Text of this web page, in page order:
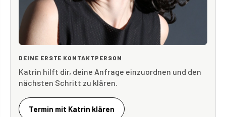
DEINE ERSTE KONTAKTPERSON
Katrin hilft dir, deine Anfrage einzuordnen und den
nächsten Schritt zu klären.
Termin mit Katrin klären